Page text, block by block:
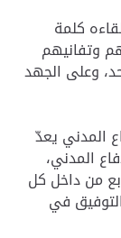
كلمة
وتفانيهم
وعلى الجهد
المدني يعدّ
المدني،
من داخل كل
في